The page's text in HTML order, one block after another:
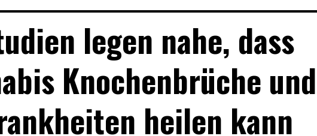
legen nahe, dass
Knochenbrüche
heilen kann